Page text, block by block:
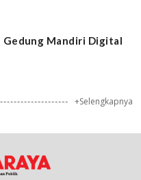
Gedung Mandiri Digital
+Selengkapnya